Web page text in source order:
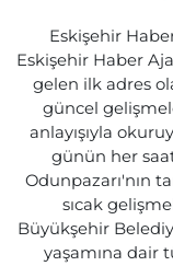
Eskişehir
Eskişehir Haber
gelen ilk adres
güncel
anlayışıyla
günün her
Odunpazarı'nın
sıcak
Büyükşehir
yaşamına dair